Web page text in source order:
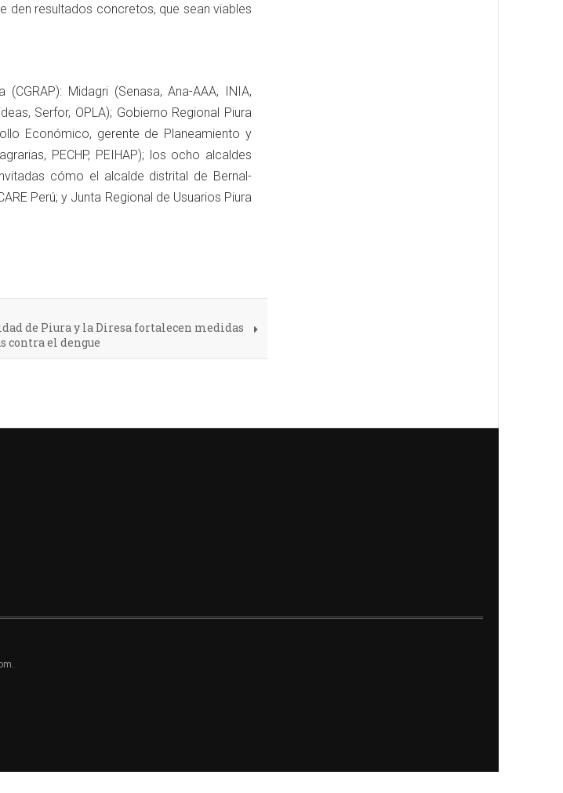
den resultados concretos, que sean viables
Midagri (Senasa, Ana-AAA, INIA,
Serfor, OPLA); Gobierno Regional Piura
Económico, gerente de Planeamiento y
PECHP, PEIHAP); los ocho alcaldes
cómo el alcalde distrital de Bernal-
Perú; y Junta Regional de Usuarios Piura
de Piura y la Diresa fortalecen medidas
contra el dengue